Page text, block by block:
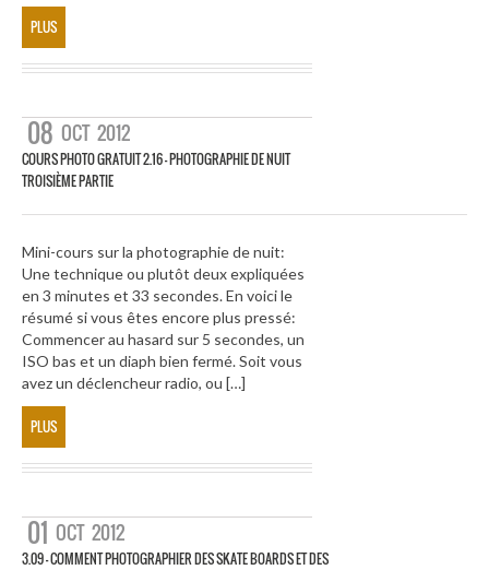
PLUS
08 OCT 2012
COURS PHOTO GRATUIT 2.16 – PHOTOGRAPHIE DE NUIT
TROISIÈME PARTIE
Mini-cours sur la photographie de nuit:
Une technique ou plutôt deux expliquées
en 3 minutes et 33 secondes. En voici le
résumé si vous êtes encore plus pressé:
Commencer au hasard sur 5 secondes, un
ISO bas et un diaph bien fermé. Soit vous
avez un déclencheur radio, ou […]
PLUS
01 OCT 2012
3.09 – COMMENT PHOTOGRAPHIER DES SKATE BOARDS ET DES